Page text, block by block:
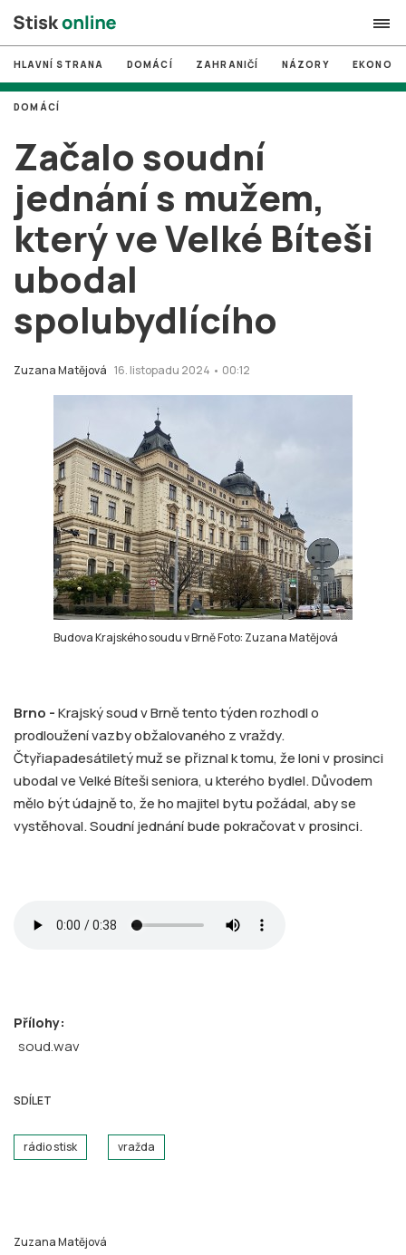
search
# MUNI
# Brno
# volby
login PŘIHLÁSIT SE
Zapomněli jste heslo?
HLAVNÍ STRANA DOMÁCÍ ZAHRANIČÍ NÁZORY
Začalo soudní
jednání s mužem,
který ve Velké Bíteši
ubodal
spolubydlícího
Zuzana Matějová 16. listopadu 2024 • 00:12
DOMÁCÍ
Budova Krajského soudu v Brně Foto: Zuzana Matějová
Brno -Krajský soud v Brně tento týden rozhodl o
prodloužení vazby obžalovaného z vraždy.
Čtyřiapadesátiletý muž se přiznal k tomu, že loni v prosinci
ubodal ve Velké Bíteši seniora, u kterého bydlel. Důvodem
mělo být údajně to, že ho majitel bytu požádal, aby se
vystěhoval. Soudní jednání bude pokračovat v prosinci.
Přílohy:
soud.wav
SDÍLET
rádio stisk vražda
Zuzana Matějová